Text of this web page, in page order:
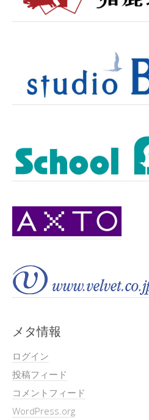
メタ情報
ログイン
投稿フィード
コメントフィード
WordPress.org